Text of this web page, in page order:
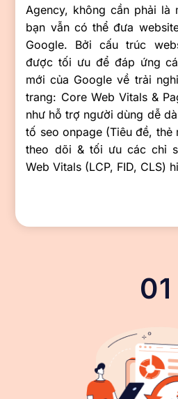
01
Agency, không cần phải là
bạn vẫn có thể đưa
Google. Bởi cấu trúc
được tối ưu để đáp ứng
mới của Google về trải
trang: Core Web Vitals &
như hỗ trợ người dùng dễ
tố seo onpage (Tiêu đề,
theo dõi & tối ưu các chỉ
Web Vitals (LCP, FID, CLS)